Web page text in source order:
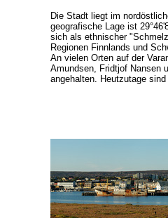
Die Stadt liegt im
geografische Lage ist
sich als ethnischer
Regionen Finnlands und
An vielen Orten auf der
Amundsen, Fridtjof Nansen
angehalten. Heutzutage